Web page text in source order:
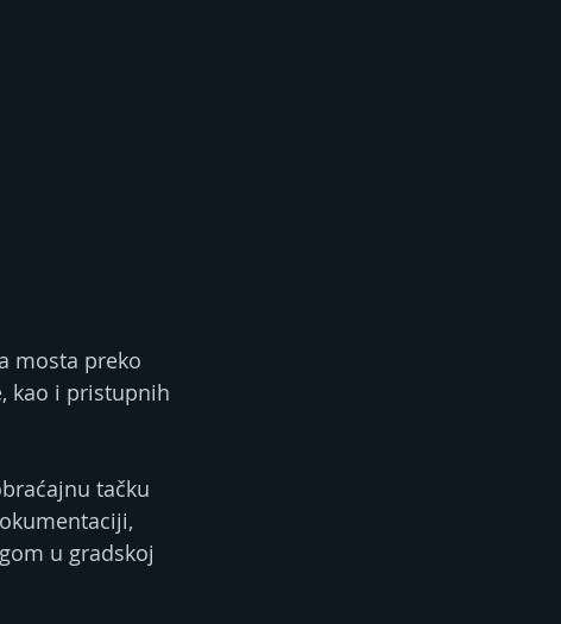
mosta preko
kao i pristupnih
tačku
u gradskoj